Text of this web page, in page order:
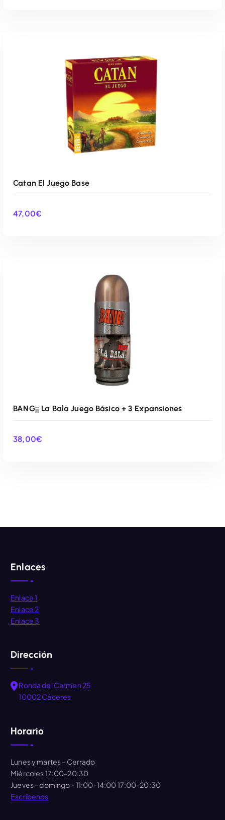
AÑADIR AL CARRITO
AÑADIR AL CARRITO
Catan El Juego Base
47,00€
BANG¡¡ La Bala Juego Básico + 3 Expansiones
38,00€
Enlaces
Enlace 1
Enlace 2
Enlace 3
Dirección
Ronda del Carmen 25
10002 Cáceres
Horario
Lunes y martes- Cerrado
Miércoles17:00-20:30
Jueves - domingo - 11:00-14:00 17:00-20:30
Escríbenos